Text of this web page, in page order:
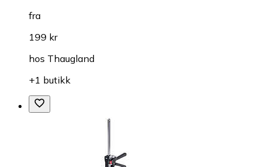
fra
199 kr
hos Thaugland
+1 butikk